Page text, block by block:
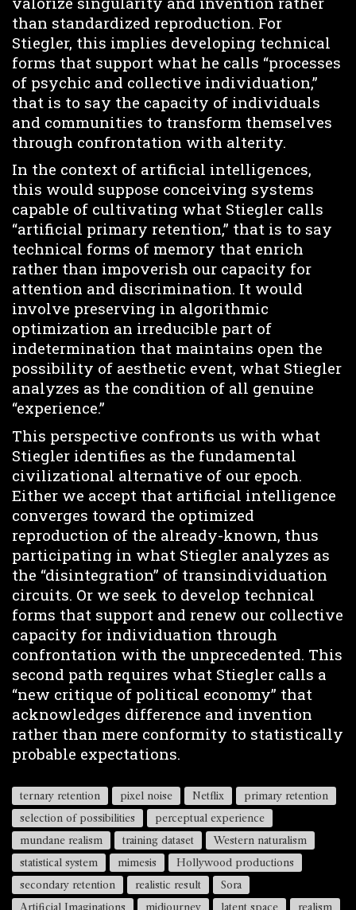
than standardized reproduction. For
Stiegler, this implies developing technical
forms that support what he calls “processes
of psychic and collective individuation,”
that is to say the capacity of individuals
and communities to transform themselves
through confrontation with alterity.
In the context of artificial intelligences,
this would suppose conceiving systems
capable of cultivating what Stiegler calls
“artificial primary retention,” that is to say
technical forms of memory that enrich
rather than impoverish our capacity for
attention and discrimination. It would
involve preserving in algorithmic
optimization an irreducible part of
indetermination that maintains open the
possibility of aesthetic event, what Stiegler
analyzes as the condition of all genuine
“experience.”
This perspective confronts us with what
Stiegler identifies as the fundamental
civilizational alternative of our epoch.
Either we accept that artificial intelligence
converges toward the optimized
reproduction of the already-known, thus
participating in what Stiegler analyzes as
the “disintegration” of transindividuation
circuits. Or we seek to develop technical
forms that support and renew our collective
capacity for individuation through
confrontation with the unprecedented. This
second path requires what Stiegler calls a
“new critique of political economy” that
acknowledges difference and invention
rather than mere conformity to statistically
probable expectations.
ternary retention pixel noise Netflix
primary retention
selection of possibilities
perceptual experience
mundane realism
training dataset
Western naturalism
statistical system
mimesis
Hollywood productions
secondary retention
realistic result
Sora
Artificial Imaginations
midjourney latent space realism